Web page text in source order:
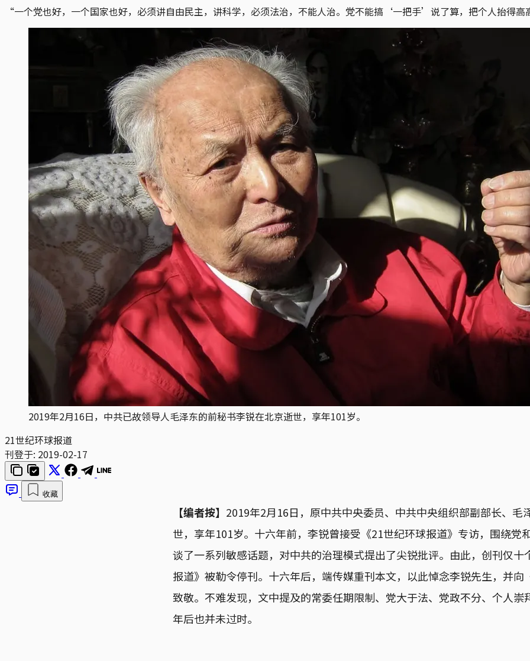
“一个党也好，一个国家也好，必须讲自由民主，讲科学，必须法治，不能人治。党不能搞‘一把手’说了算，把个人抬得
2019年2月16日，中共已故领导人毛泽东的前秘书李锐在北京逝世，享年101岁。
21世纪环球报道
刊登于: 2019-02-17
收藏
【编者按】 2019年2月16日，原中共中央委员、中共中央组织部副部长、毛
世，享年101岁。十六年前，李锐曾接受《21世纪环球报道》专访，围绕党
谈了一系列敏感话题，对中共的治理模式提出了尖锐批评。由此，创刊仅十
报道》被勒令停刊。十六年后，端传媒重刊本文，以此悼念李锐先生，并向
致敬。不难发现，文中提及的常委任期限制、党大于法、党政不分、个人崇
年后也并未过时。